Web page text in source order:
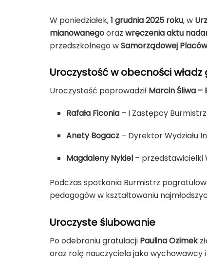
W poniedziałek,1 grudnia 2025 roku, w
mianowanegooraz wręczenia aktu
przedszkolnego wSamorządowej
Uroczystość w obecności władz
Uroczystość poprowadził Marcin Śliwa –
Rafała Ficonia – I Zastępcy
Anety Bogacz – Dyrektor Wydziału
Magdaleny Nykiel – przedstawicielki
Podczas spotkania Burmistrz
pedagogów w kształtowaniu
Uroczyste ślubowanie
Po odebraniu gratulacji Paulina Ozimek
oraz rolę nauczyciela jako wychowawcy